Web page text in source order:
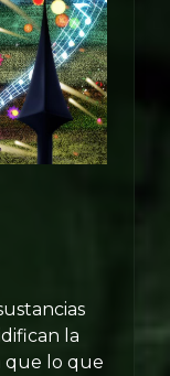
la
que lo que